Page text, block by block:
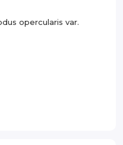
opercularis var.